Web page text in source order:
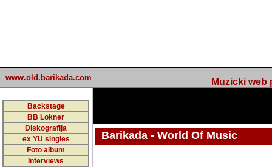
www.old.barikada.com Muzicki web
Backstage
BB Lokner
Diskografija
ex YU singles
Foto album
Interviews
Barikada - World Of Music